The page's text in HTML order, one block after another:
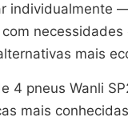
individualmente
mais
4 pneus Wanli
mais